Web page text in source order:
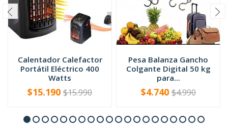
Calentador Calefactor
Portátil Eléctrico 400
Watts
+
$15.190 $15.990
Pesa Balanza Gancho
Colgante Digital 50 kg
para...
+
$4.740$4.990